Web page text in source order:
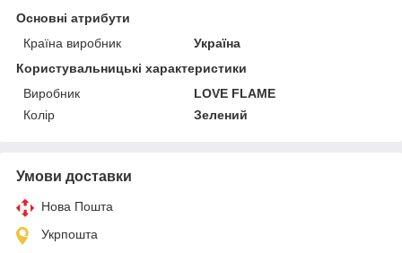
Основні атрибути
Країна виробник
Україна
Користувальницькі характеристики
Виробник
LOVE FLAME
Колір
Зелений
Умови доставки
Нова Пошта
Укрпошта